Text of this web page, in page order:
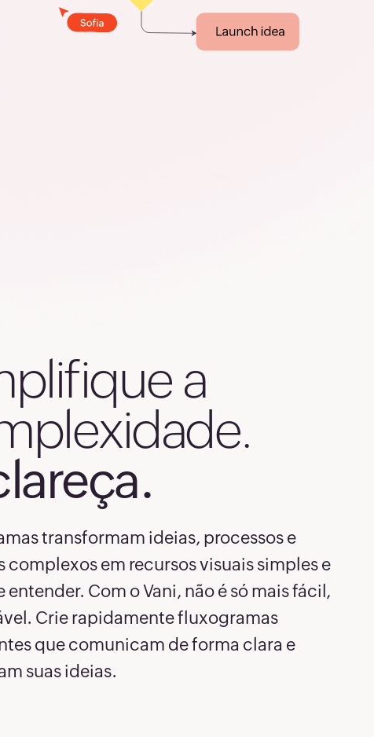
a
transformam ideias, processos e
complexos em recursos visuais simples e
entender. Com o Vani, não é só mais fácil,
Crie rapidamente fluxogramas
que comunicam de forma clara e
suas ideias.